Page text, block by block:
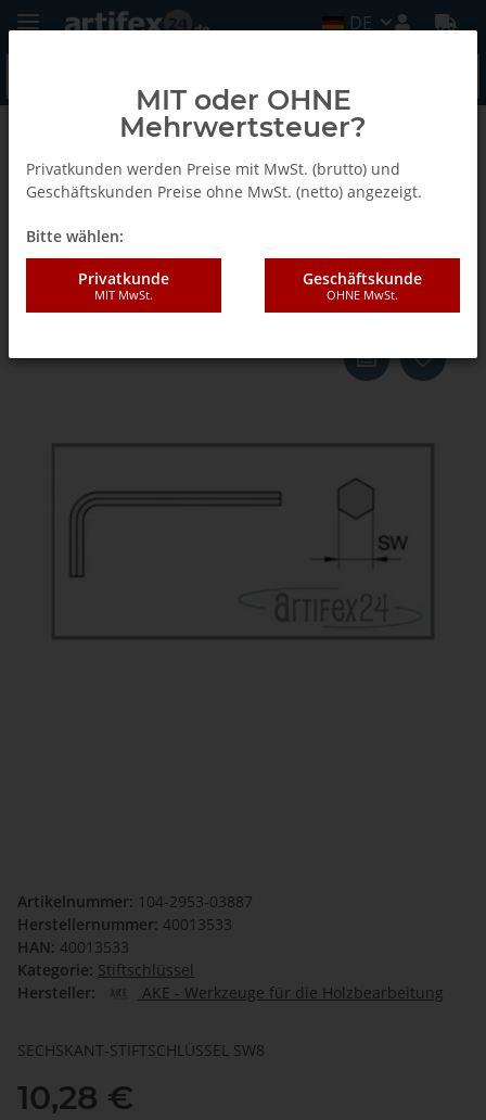
DE
Zurück zur Liste Stiftschlüssel
AKE SECHSKANT-
STIFTSCHLÜSSEL SW8
Artikelnummer: 104-2953-03887
Herstellernummer: 40013533
HAN: 40013533
Kategorie: Stiftschlüssel
Hersteller:
AKE - Werkzeuge für die Holzbearbeitung
SECHSKANT-STIFTSCHLÜSSEL SW8
10,28 €
MIT oder OHNE
Mehrwertsteuer?
Privatkunden werden Preise mit MwSt. (brutto) und
Geschäftskunden Preise ohne MwSt. (netto) angezeigt.
Bitte wählen:
Privatkunde
MIT MwSt.
Geschäftskunde
OHNE MwSt.